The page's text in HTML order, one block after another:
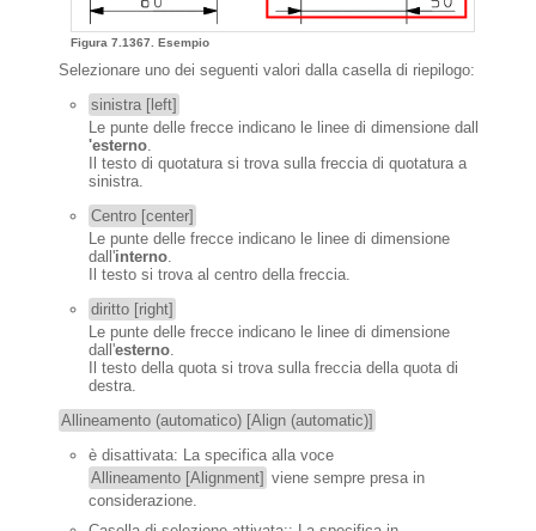
Figura 7.1367. Esempio
Selezionare uno dei seguenti valori dalla casella di riepilogo:
sinistra [left]
Le punte delle frecce indicano le linee di dimensione dall
'esterno
Il testo di quotatura si trova sulla freccia di quotatura a
sinistra.
Centro [center]
Le punte delle frecce indicano le linee di dimensione
dall'interno
Il testo si trova al centro della freccia.
diritto [right]
Le punte delle frecce indicano le linee di dimensione
dall'esterno
Il testo della quota si trova sulla freccia della quota di
destra.
Allineamento (automatico) [Align (automatic)]
è disattivata: La specifica alla voce
Allineamento [Alignment] viene sempre presa in
considerazione.